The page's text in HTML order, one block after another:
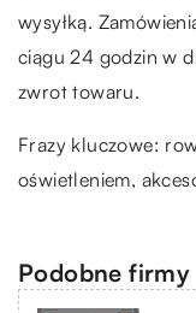
wysyłką.
ciągu 24 godzin w
zwrot towaru.
Frazy kluczowe:
oświetleniem,
Podobne firmy